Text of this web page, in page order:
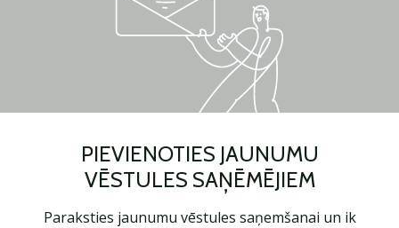
PIEVIENOTIES JAUNUMU
VĒSTULES SAŅĒMĒJIEM
Paraksties jaunumu vēstules saņemšanai un ik